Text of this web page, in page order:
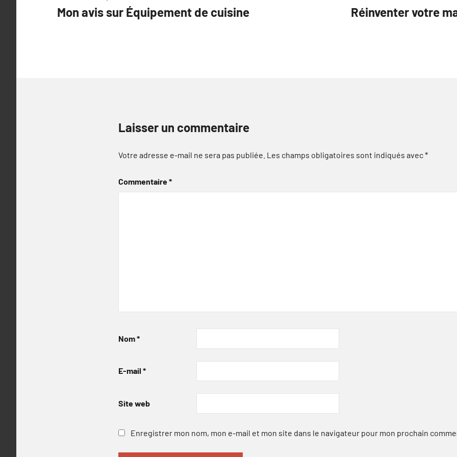
de
Mon avis sur Équipement de cuisine
Réinventer votre
Laisser un commentaire
Votre adresse e-mail ne sera pas publiée. Les champs obligatoires sont indiqués avec*
Commentaire*
Nom*
E-mail *
Site web
Enregistrer mon nom, mon e-mail et mon site dans le navigateur pour mon prochain